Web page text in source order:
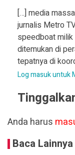
[…] media
jurnalis Metro
speedboat milik
ditemukan di
tepatnya di
Log masuk untuk
Anda harus
Baca Lainnya